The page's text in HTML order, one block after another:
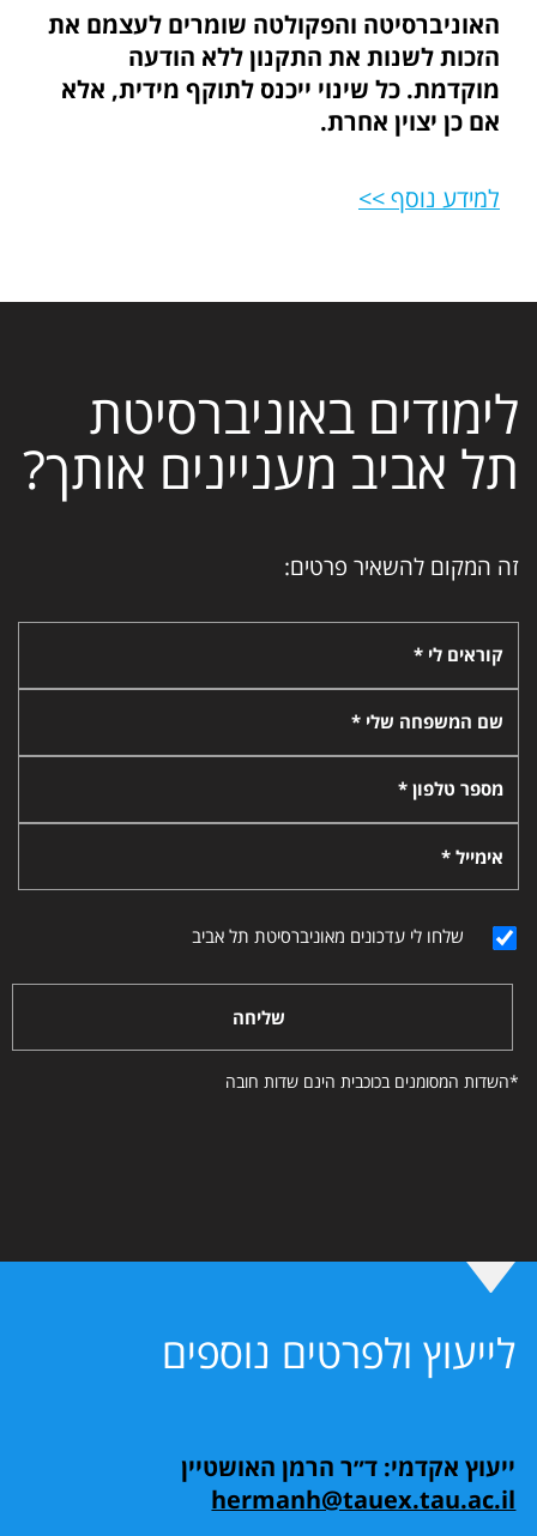
האוניברסיטה והפקולטה שומרים לעצמם את
הזכות לשנות את התקנון ללא הודעה
מוקדמת. כל שינוי ייכנס לתוקף מידית, אלא
אם כן יצוין אחרת.
למידע נוסף >>
לימודים באוניברסיטת
תל אביב מעניינים אותך?
זה המקום להשאיר פרטים:
קוראים לי *
שם המשפחה שלי *
מספר טלפון *
אימייל *
שלחו לי עדכונים מאוניברסיטת תל אביב
שליחה
*השדות המסומנים בכוכבית הינם שדות חובה
לייעוץ ולפרטים נוספים
ייעוץ אקדמי: ד״ר הרמן האושטיין
hermanh@tauex.tau.ac.il